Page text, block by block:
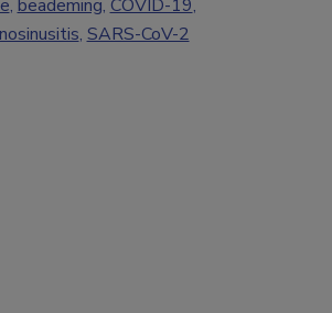
, beademing, COVID-19,
, SARS-CoV-2